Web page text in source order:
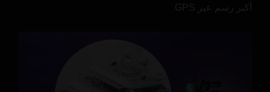
أكبر رسم عبر GPS